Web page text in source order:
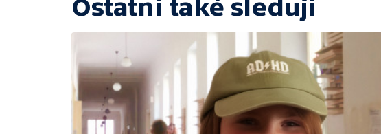
Ostatní také sledují